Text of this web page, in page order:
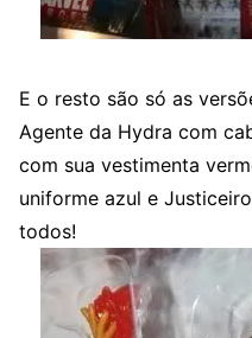
E o resto são só as
Agente da Hydra com
com sua vestimenta
uniforme azul e
todos!